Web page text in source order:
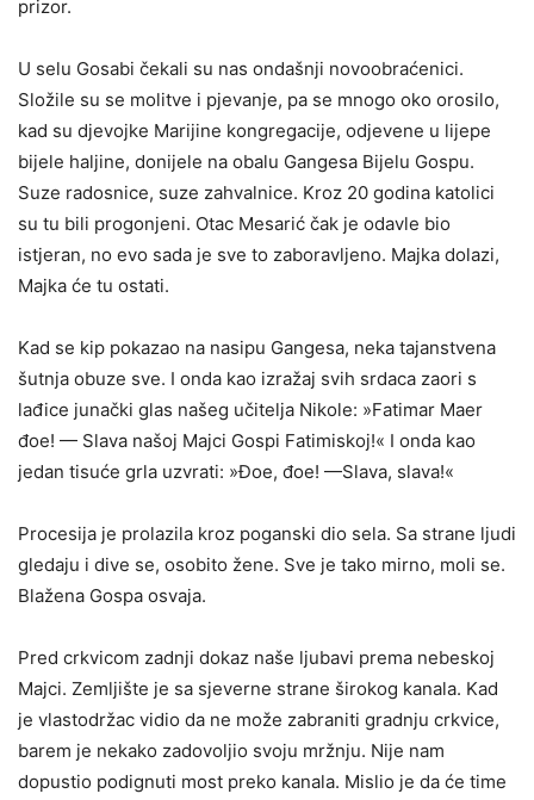
prizor.
U selu Gosabi čekali su nas ondašnji novoobraćenici.
Složile su se molitve i pjevanje, pa se mnogo oko orosilo,
kad su djevojke Ma­rijine kongregacije, odjevene u lijepe
bijele haljine, donijele na obalu Gangesa Bijelu Gospu.
Suze radosnice, suze zahvalnice. Kroz 20 godina katolici
su tu bili progonjeni. Otac Mesarić čak je odavle bio
istjeran, no evo sada je sve to zaboravljeno. Majka dolazi,
Maj­ka će tu ostati.
Kad se kip pokazao na nasipu Gangesa, neka tajanstvena
šutnja obuze sve. I onda kao izražaj svih srdaca zaori s
lađice junački glas našeg učitelja Nikole: »Fatimar Maer
đoe! — Slava našoj Majci Gospi Fatimiskoj!« I onda kao
jedan tisuće grla uzvrati: »Đoe, đoe! —Slava, slava!«
Procesija je prolazila kroz poganski dio sela. Sa strane ljudi
gledaju i dive se, osobito žene. Sve je tako mirno, moli se.
Blažena Gospa osvaja.
Pred crkvicom zadnji dokaz naše ljubavi prema nebeskoj
Majci. Zemljište je sa sjeverne strane širokog kanala. Kad
je vlastodržac vidio da ne može zabraniti gradnju crkvice,
barem je nekako zado­voljio svoju mržnju. Nije nam
dopustio podignuti most preko ka­nala. Mislio je da će time